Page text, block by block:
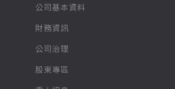
公司基本資料
財務資訊
公司治理
股東專區